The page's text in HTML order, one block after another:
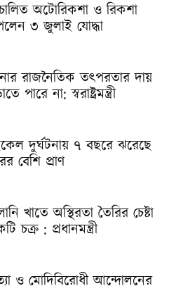
অটোরিকশা ও রিকশা
৩ জুলাই যোদ্ধা
রাজনৈতিক তৎপরতার দায়
পারে না: স্বরাষ্ট্রমন্ত্রী
দুর্ঘটনায় ৭ বছরে ঝরেছে
বেশি প্রাণ
খাতে অস্থিরতা তৈরির চেষ্টা
চক্র : প্রধানমন্ত্রী
ও মোদিবিরোধী আন্দোলনের